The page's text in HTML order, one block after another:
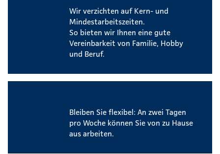
Wir verzichten auf Kern- und
Mindestarbeitszeiten.
So bieten wir Ihnen eine gute
Vereinbarkeit von Familie, Hobby
und Beruf.
Bleiben Sie flexibel: An zwei Tagen
pro Woche können Sie von zu Hause
aus arbeiten.